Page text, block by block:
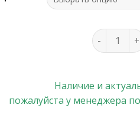
Наличие и
пожалуйста у менеджера